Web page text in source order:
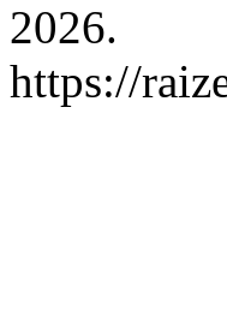
2026.
https://